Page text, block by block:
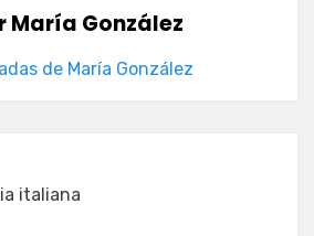
María González
de María González
italiana